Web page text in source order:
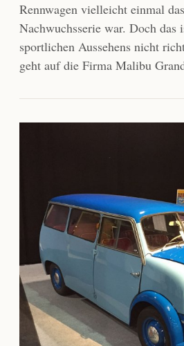
Rennwagen vielleicht einmal
Nachwuchsserie war. Doch das
sportlichen Aussehens nicht
geht auf die Firma Malibu